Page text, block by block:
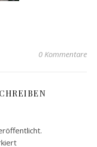
0 Kommentare